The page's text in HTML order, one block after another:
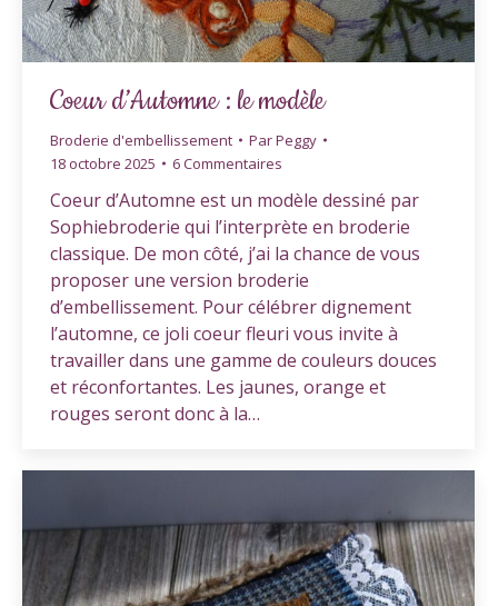
Coeur d’Automne : le modèle
Broderie d'embellissement ParPeggy
18 octobre 2025
6 Commentaires
Coeur d’Automne est un modèle dessiné par
Sophiebroderie qui l’interprète en broderie
classique. De mon côté, j’ai la chance de vous
proposer une version broderie
d’embellissement. Pour célébrer dignement
l’automne, ce joli coeur fleuri vous invite à
travailler dans une gamme de couleurs douces
et réconfortantes. Les jaunes, orange et
rouges seront donc à la…